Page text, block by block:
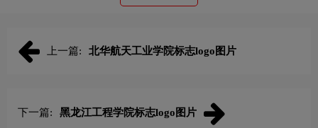
上一篇: 北华航天工业学院标志logo图片
下一篇: 黑龙江工程学院标志logo图片